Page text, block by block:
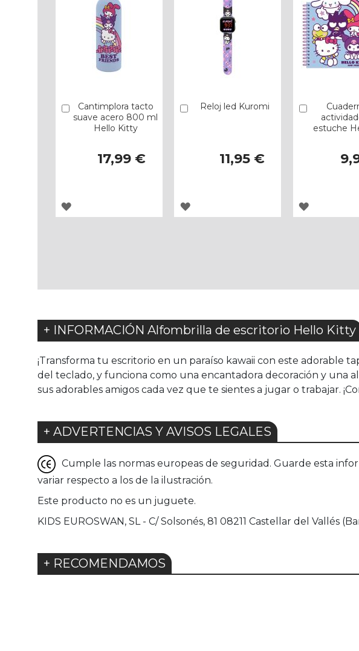
Cantimplora tacto
suave acero 800 ml
Hello Kitty
17,99 €
Añadir
AGREGAR
Reloj led Kuromi
11,95 €
Añadir
AGREGAR
estuche
Añadir
AGREGAR
+ INFORMACIÓN Alfombrilla de escritorio Hello Kitty
¡Transforma tu escritorio en un paraíso kawaii con este adorable
del teclado, y funciona como una encantadora decoración y una
sus adorables amigos cada vez que te sientes a jugar o trabajar.
+ ADVERTENCIAS Y AVISOS LEGALES
Cumple las normas europeas de seguridad. Guarde esta
variar respecto a los de la ilustración.
Este producto no es un juguete.
KIDS EUROSWAN, SL - C/ Solsonés, 81 08211 Castellar del Vallés
+ RECOMENDAMOS